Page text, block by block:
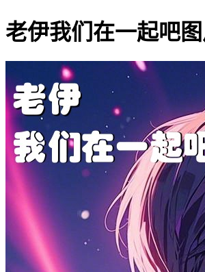
老伊我们在一起吧